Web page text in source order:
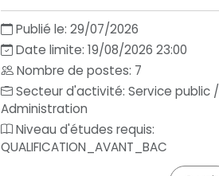
Publié le: 29/07/2026
Date limite: 19/08/2026 23:00
Nombre de postes: 7
Secteur d'activité: Service public /
Administration
Niveau d'études requis:
QUALIFICATION_AVANT_BAC